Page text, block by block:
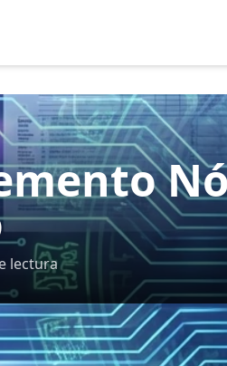
lectura